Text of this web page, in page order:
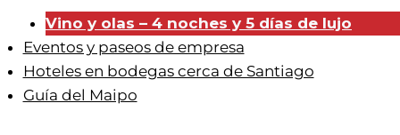
Vino y olas – 4 noches y 5 días de lujo
Eventos y paseos de empresa
Hoteles en bodegas cerca de Santiago
Guía del Maipo